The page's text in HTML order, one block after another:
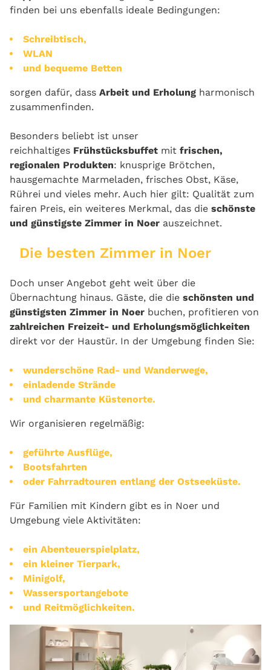
finden bei uns ebenfalls ideale Bedingungen:
Schreibtisch,
WLAN
und bequeme Betten
sorgen dafür, dass Arbeit und Erholung harmonisch
zusammenfinden.
Besonders beliebt ist unser
reichhaltiges Frühstücksbuffet mit frischen,
regionalen Produkten: knusprige Brötchen,
hausgemachte Marmeladen, frisches Obst, Käse,
Rührei und vieles mehr. Auch hier gilt: Qualität zum
fairen Preis, ein weiteres Merkmal, das die schönste
und günstigste Zimmer in Noer auszeichnet.
Die besten Zimmer in Noer
Doch unser Angebot geht weit über die
Übernachtung hinaus. Gäste, die die schönsten und
günstigsten Zimmer in Noer buchen, profitieren von
zahlreichen Freizeit- und Erholungsmöglichkeiten
direkt vor der Haustür. In der Umgebung finden Sie:
wunderschöne Rad- und Wanderwege,
einladende Strände
und charmante Küstenorte.
Wir organisieren regelmäßig:
geführte Ausflüge,
Bootsfahrten
oder Fahrradtouren entlang der Ostseeküste.
Für Familien mit Kindern gibt es in Noer und
Umgebung viele Aktivitäten:
ein Abenteuerspielplatz,
ein kleiner Tierpark,
Minigolf,
Wassersportangebote
und Reitmöglichkeiten.